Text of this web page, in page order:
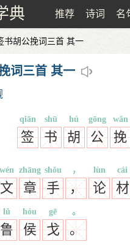
典 推荐 诗词 名
书胡公挽词三首 其一
词三首 其一
签
qiān
书
shū
胡
hú
公
gōng
挽
wǎn
文
wén
章
zhāng
手
shǒu
，
，
论
lùn
材
cái
鲁
lǔ
侯
hóu
戈
gē
。
。